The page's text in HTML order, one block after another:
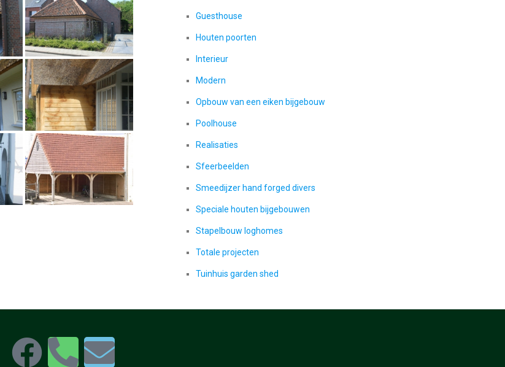
Guesthouse
Houten poorten
Interieur
Modern
Opbouw van een eiken bijgebouw
Poolhouse
Realisaties
Sfeerbeelden
Smeedijzer hand forged divers
Speciale houten bijgebouwen
Stapelbouw loghomes
Totale projecten
Tuinhuis garden shed